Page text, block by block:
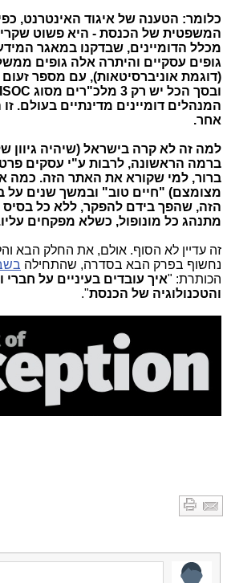
​כלומר: הטענה של איגוד האינטרנט,
מכלל הדומיינים, שבדקנו במאגר
גופים עסקיים והיתרה אלה גופים
(דוגמת אוניברסיטאות), עם מספר
המנהלים דומיינים מדינתיים בעולם.
אחר.
למה זה לא קרה בישראל (שיהיה גיוון
ברמה הראשונה, לרבות ע"י עסקים
ברור, למי שקורא את האתר הזה.
מצומצם) "חיים טוב" ובמשך שנים על
הזה, שהפך בידם להפקר, ללא כל בסיס
מתנהג כל מונופול, כשלא מפקחים
זה עדיין לא הסוף. אולם, את החלק הבא
נחשוף בפרק הבא בסדרה, שהתחילה
הכותרת: "איך עובדים בעיניים על
והטכנולוגיה של הכנסת".